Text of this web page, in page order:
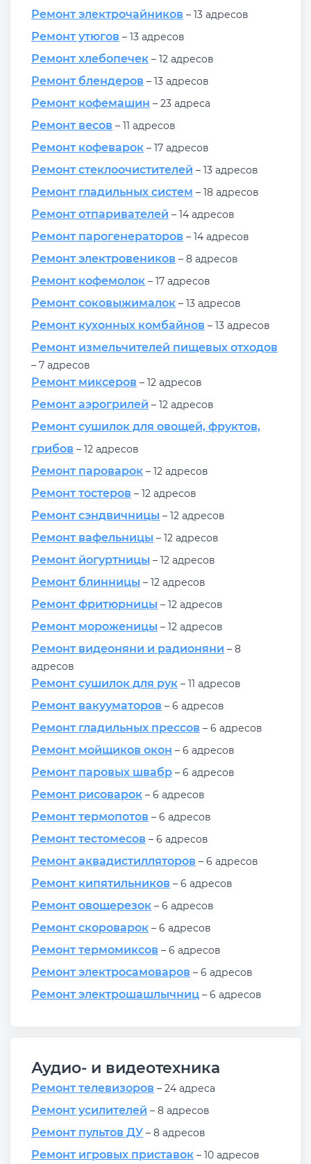
Ремонт электрочайников – 13 адресов
Ремонт утюгов – 13 адресов
Ремонт хлебопечек – 12 адресов
Ремонт блендеров – 13 адресов
Ремонт кофемашин – 23 адреса
Ремонт весов – 11 адресов
Ремонт кофеварок – 17 адресов
Ремонт стеклоочистителей – 13 адресов
Ремонт гладильных систем – 18 адресов
Ремонт отпаривателей – 14 адресов
Ремонт парогенераторов – 14 адресов
Ремонт электровеников – 8 адресов
Ремонт кофемолок – 17 адресов
Ремонт соковыжималок – 13 адресов
Ремонт кухонных комбайнов – 13 адресов
Ремонт измельчителей пищевых отходов
– 7 адресов
Ремонт миксеров – 12 адресов
Ремонт аэрогрилей – 12 адресов
Ремонт сушилок для овощей, фруктов,
грибов – 12 адресов
Ремонт пароварок – 12 адресов
Ремонт тостеров – 12 адресов
Ремонт сэндвичницы – 12 адресов
Ремонт вафельницы – 12 адресов
Ремонт йогуртницы – 12 адресов
Ремонт блинницы – 12 адресов
Ремонт фритюрницы – 12 адресов
Ремонт мороженицы – 12 адресов
Ремонт видеоняни и радионяни – 8
адресов
Ремонт сушилок для рук – 11 адресов
Ремонт вакууматоров – 6 адресов
Ремонт гладильных прессов – 6 адресов
Ремонт мойщиков окон – 6 адресов
Ремонт паровых швабр – 6 адресов
Ремонт рисоварок – 6 адресов
Ремонт термопотов – 6 адресов
Ремонт тестомесов – 6 адресов
Ремонт аквадистилляторов – 6 адресов
Ремонт кипятильников – 6 адресов
Ремонт овощерезок – 6 адресов
Ремонт скороварок – 6 адресов
Ремонт термомиксов – 6 адресов
Ремонт электросамоваров – 6 адресов
Ремонт электрошашлычниц – 6 адресов
Аудио- и видеотехника
Ремонт телевизоров – 24 адреса
Ремонт усилителей – 8 адресов
Ремонт пультов ДУ – 8 адресов
Ремонт игровых приставок – 10 адресов